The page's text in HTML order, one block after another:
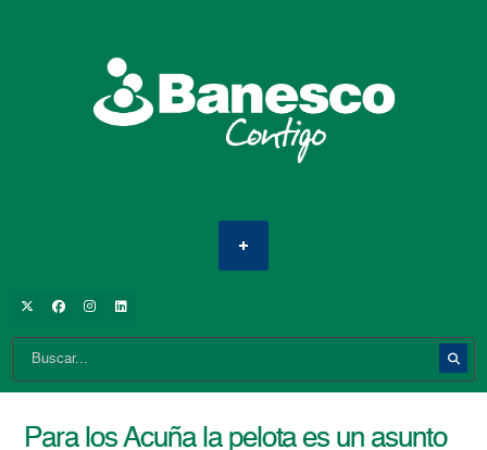
Para los Acuña la pelota es un asunto